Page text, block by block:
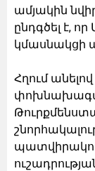
ամյակին
ընդգծել է,
կմասնակցի
Հղում
փոխնախագահ